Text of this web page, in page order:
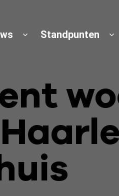
Standpunten